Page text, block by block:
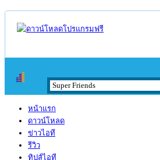
หน้าแรก
ดาวน์โหลด
ข่าวไอที
รีวิว
ทิปส์ไอที